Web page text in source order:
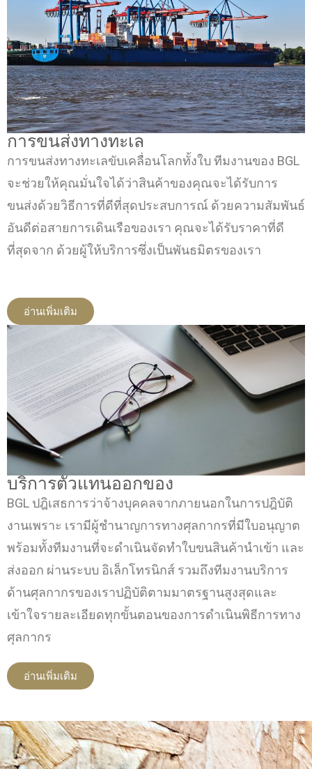
การขนส่งทางทะเล
การขนส่งทางทะเลขับเคลื่อนโลกทั้งใบ ทีมงานของ BGL
จะช่วยให้คุณมั่นใจได้ว่าสินค้าของคุณจะได้รับการ
ขนส่งด้วยวิธีการที่ดีที่สุดประสบการณ์ ด้วยความสัมพันธ์
อันดีต่อสายการเดินเรือของเรา คุณจะได้รับราคาที่ดี
ที่สุดจาก ด้วยผู้ให้บริการซึ่งเป็นพันธมิตรของเรา
อ่านเพิ่มเติม
บริการตัวแทนออกของ
BGL ปฎิเสธการว่าจ้างบุคคลจากภายนอกในการปฎิบัติ
งานเพราะ เรามีผู้ชำนาญการทางศุลกากรที่มีใบอนุญาต
พร้อมทั้งทีมงานที่จะดำเนินจัดทำใบขนสินค้านำเข้า และ
ส่งออก ผ่านระบบ อิเล็กโทรนิกส์ รวมถึงทีมงานบริการ
ด้านศุลกากรของเราปฏิบัติตามมาตรฐานสูงสุดและ
เข้าใจรายละเอียดทุกขั้นตอนของการดำเนินพิธีการทาง
ศุลกากร
อ่านเพิ่มเติม